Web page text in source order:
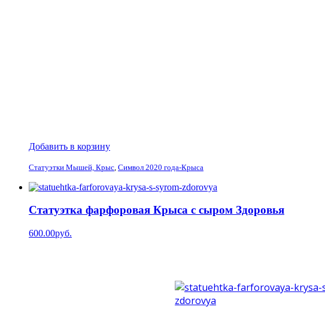
Добавить в корзину
Статуэтки Мышей, Крыс Символ 2020 года-Крыса
Статуэтка фарфоровая Крыса с сыром Здоровья
600.00руб.